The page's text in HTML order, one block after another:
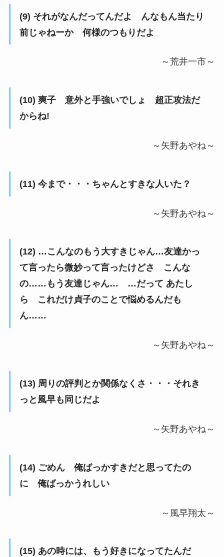
(9) それがなんだってんだよ んなもん当たり
前じゃねーか 何様のつもりだよ
～荒井一市～
(10) 爽子 意外と手強いでしょ 超正攻法だ
からね!
～矢野あやね～
(11) 今まで・・・ちゃんとすきな人いた？
～矢野あやね～
(12) …こんなのもう大すきじゃん…友達かっ
て言ったら微妙って言ったけどさ こんな
の……もう友達じゃん… …だって あたし
ら これだけ貞子のことで悩めるんだも
ん……
～矢野あやね～
(13) 周りの評判とか関係なくさ・・・それき
っと風早も同じだよ
～矢野あやね～
(14) ごめん 俺ばっかすきだと思ってたの
に 俺ばっかうれしい
～風早翔太～
(15) あの時には、もう好きになってたんだ